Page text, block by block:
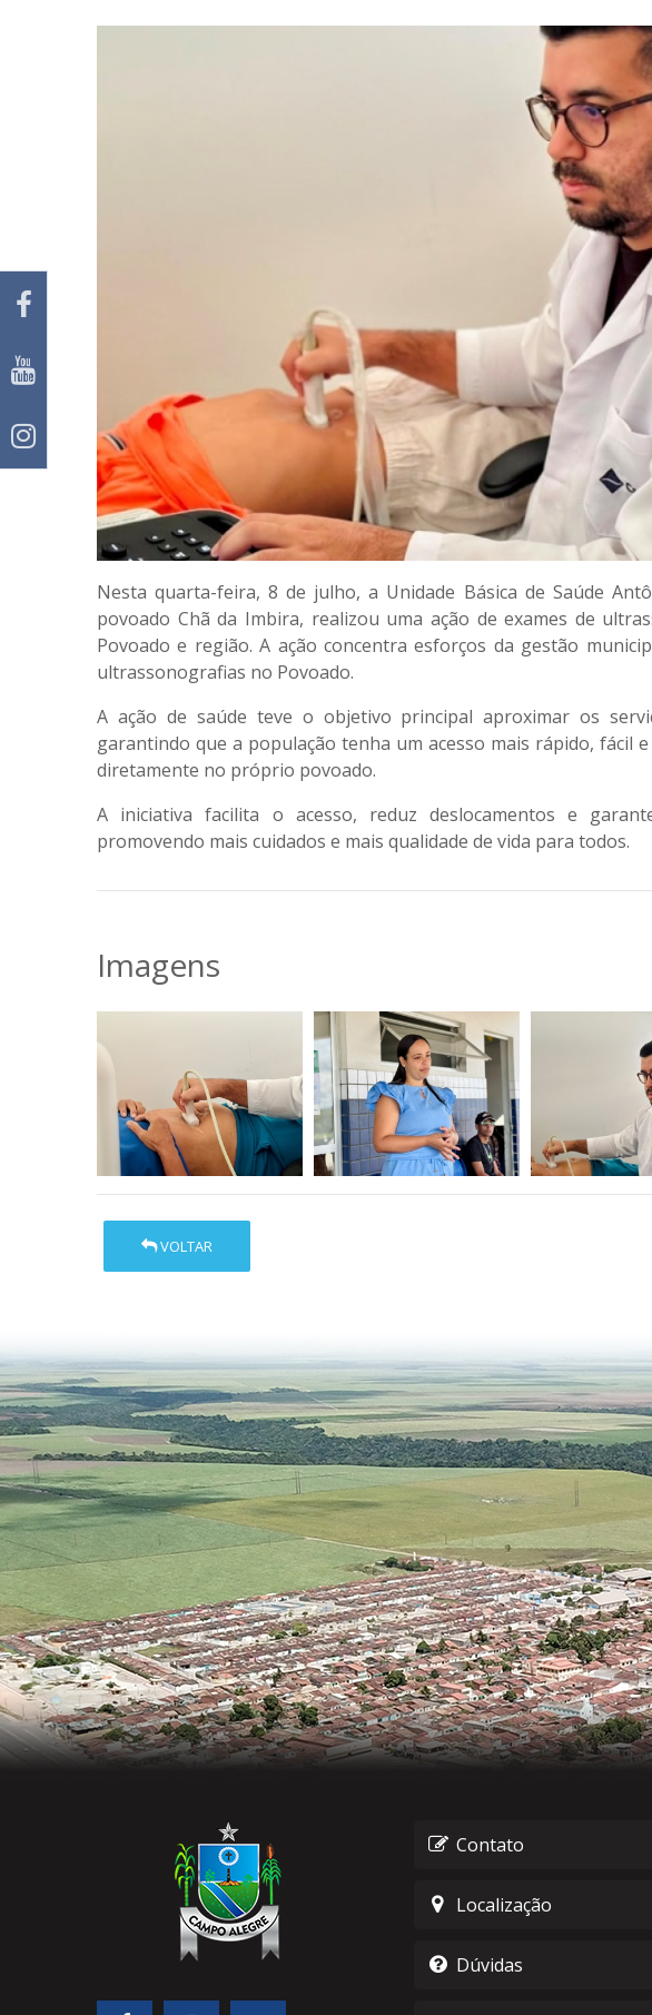
Nesta quarta-feira, 8 de julho, a Unidade Básica de Saúde
povoado Chã da Imbira, realizou uma ação de exames de
Povoado e região. A ação concentra esforços da gestão
ultrassonografias no Povoado.
A ação de saúde teve o objetivo principal aproximar os
garantindo que a população tenha um acesso mais rápido, fácil
diretamente no próprio povoado.
A iniciativa facilita o acesso, reduz deslocamentos e
promovendo mais cuidados e mais qualidade de vida para todos.
Imagens
VOLTAR
Contato
Localização
Dúvidas